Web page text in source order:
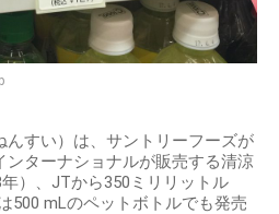
すい）は、サントリーフーズが
ターナショナルが販売する清涼
）、JTから350ミリリットル
500 mLのペットボトルでも発売